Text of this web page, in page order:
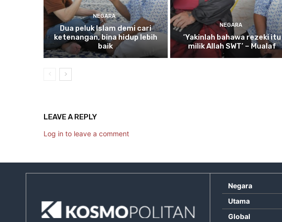
NEGARA
Duapeluk Islam demi cari
ketenangan, bina hidup lebih
baik
NEGARA
‘Yakinlahbahawa rezeki itu
milik Allah SWT’ – Mualaf
LEAVE A REPLY
Log in to leave a comment
Negara
Utama
Global